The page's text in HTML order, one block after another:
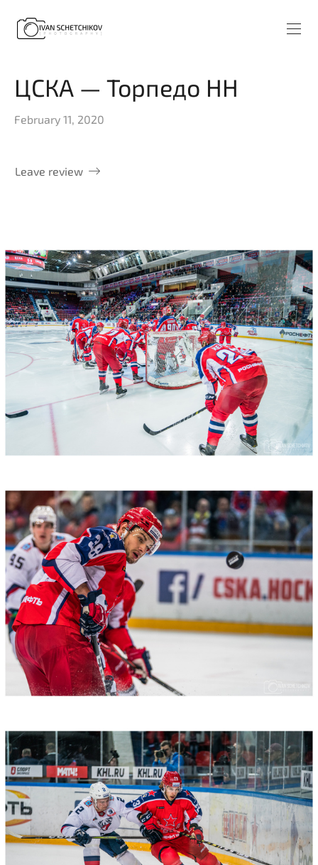
ЦСКА — Торпедо НН
February 11, 2020
Leave review